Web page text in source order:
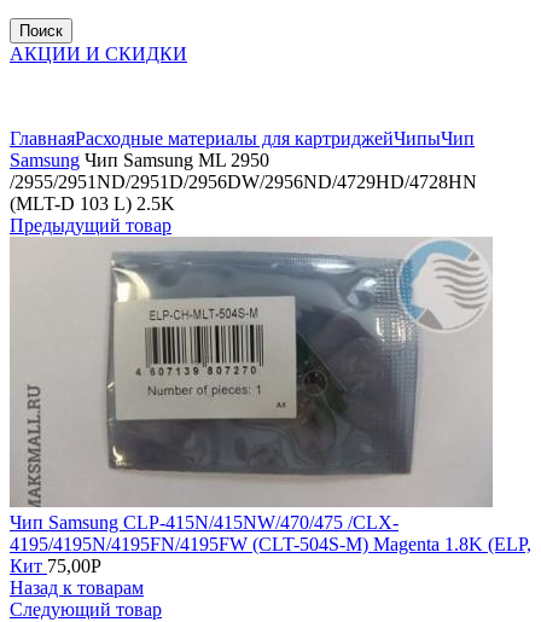
Поиск
АКЦИИ И СКИДКИ
ГлавнаяРасходные материалы для картриджейЧипыЧип
Samsung Чип Samsung ML 2950
/2955/2951ND/2951D/2956DW/2956ND/4729HD/4728HN
(MLT-D 103 L) 2.5K
Предыдущий товар
Чип Samsung CLP-415N/415NW/470/475 /CLX-
4195/4195N/4195FN/4195FW (СLT-504S-M) Magenta 1.8K (ELP,
Кит 75,00Р
Назад к товарам
Следующий товар